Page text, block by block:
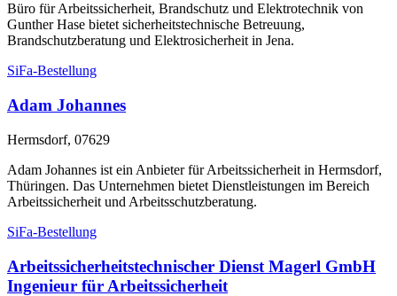
Büro für Arbeitssicherheit, Brandschutz und Elektrotechnik von
Gunther Hase bietet sicherheitstechnische Betreuung,
Brandschutzberatung und Elektrosicherheit in Jena.
SiFa-Bestellung
Adam Johannes
Hermsdorf, 07629
Adam Johannes ist ein Anbieter für Arbeitssicherheit in Hermsdorf,
Thüringen. Das Unternehmen bietet Dienstleistungen im Bereich
Arbeitssicherheit und Arbeitsschutzberatung.
SiFa-Bestellung
Arbeitssicherheitstechnischer Dienst Magerl GmbH
Ingenieur für Arbeitssicherheit